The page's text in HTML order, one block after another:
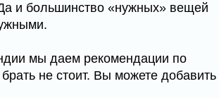
и большинство «нужных» вещей
мы даем рекомендации по
не стоит. Вы можете добавить